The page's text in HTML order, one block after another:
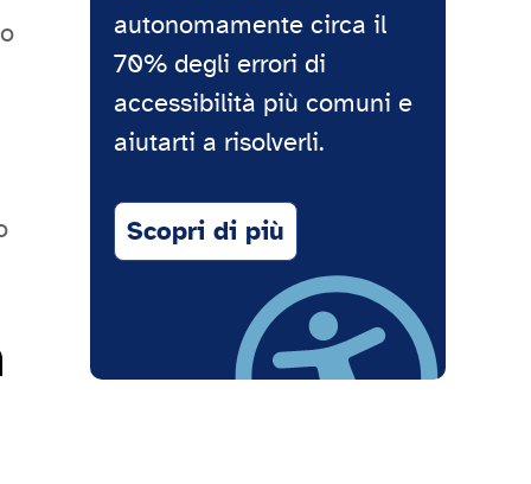
autonomamente circa il
70% degli errori di
accessibilità più comuni e
aiutarti a risolverli.
Scopri di più